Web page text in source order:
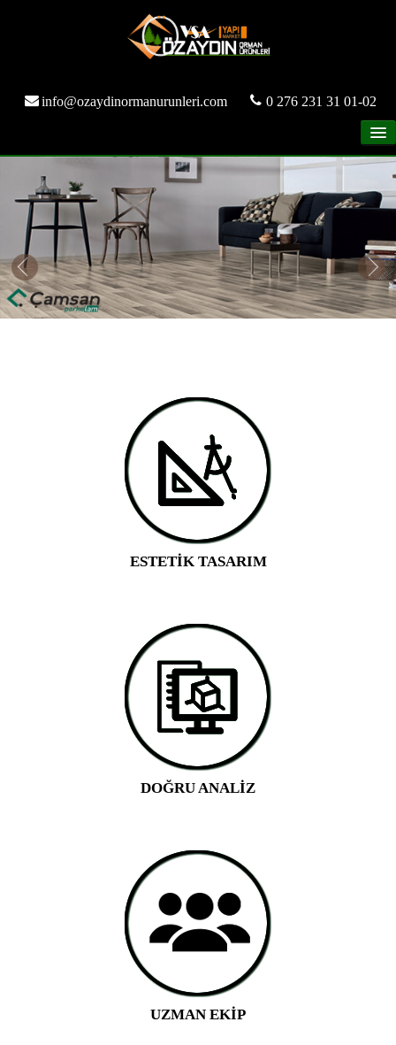
info@ozaydinormanurunleri.com 0 276 231 31 01-02
KURUMSAL
ÜRÜNLER
GALERİ
ESTETİK TASARIM
DOĞRU ANALİZ
UZMAN EKİP